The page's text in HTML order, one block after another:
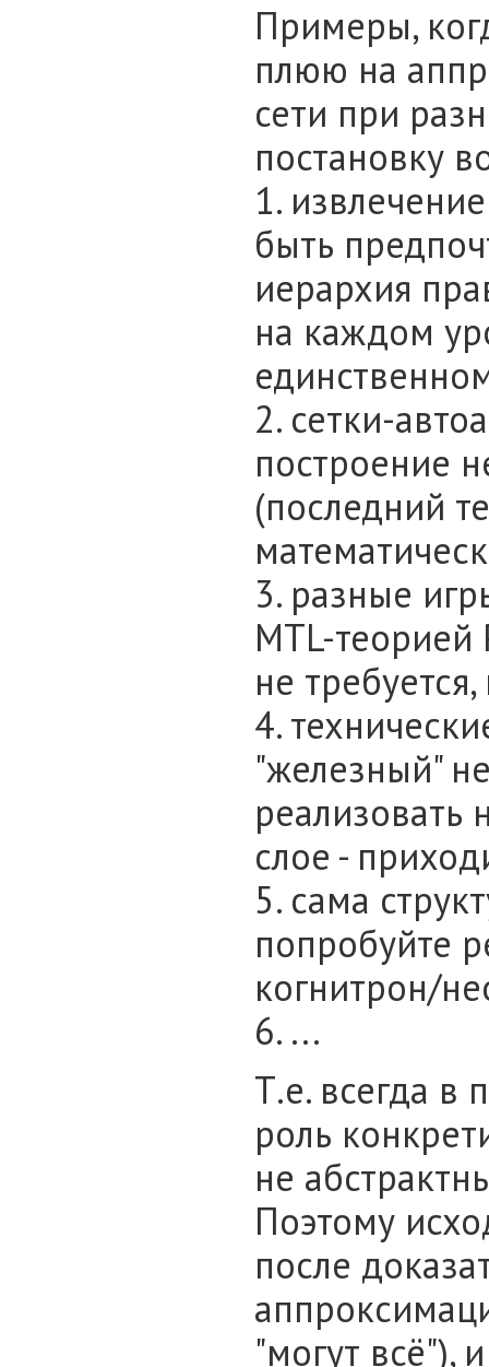
Примеры,
плюю на
сети при
постановку
1.
быть
иерархия
на каждом
2. сетки-
построение
(последний
3. разные
MTL-теорией
не
4.
"железный"
слое -
5. сама
попробуйте
когнитрон/
6. ...
Т.е. всегда в
роль
не
Поэтому
после
"могут всё"),